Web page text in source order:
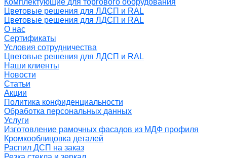
Комплектующие для торгового оборудования
Цветовые решения для ЛДСП и RAL
Цветовые решения для ЛДСП и RAL
О нас
Сертификаты
Условия сотрудничества
Цветовые решения для ЛДСП и RAL
Наши клиенты
Новости
Статьи
Акции
Политика конфиденциальности
Обработка персональных данных
Услуги
Изготовление рамочных фасадов из МДФ профиля
Кромкооблицовка деталей
Распил ДСП на заказ